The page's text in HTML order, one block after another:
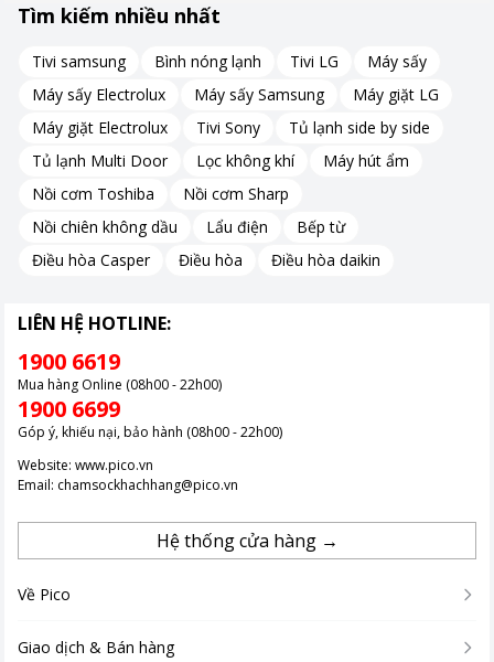
Tìm kiếm nhiều nhất
Tivi samsung Bình nóng lạnh Tivi LG
Máy sấy
Máy sấy Electrolux
Máy sấy Samsung
Máy giặt LG
Máy giặt Electrolux
Tivi Sony
Tủ lạnh side by side
Tủ lạnh Multi Door
Lọc không khí
Máy hút ẩm
Nồi cơm Toshiba
Nồi cơm Sharp
Nồi chiên không dầu
Lẩu điện
Bếp từ
Điều hòa Casper
Điều hòa Điều hòa daikin
LIÊN HỆ HOTLINE:
1900 6619
Mua hàng Online (08h00 - 22h00)
1900 6699
Góp ý, khiếu nại, bảo hành (08h00 - 22h00)
Website: www.pico.vn
Email: chamsockhachhang@pico.vn
Hệ thống cửa hàng →
Về Pico
Giao dịch & Bán hàng